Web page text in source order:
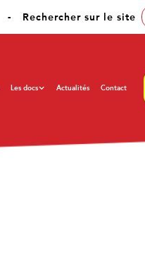
- Rechercher sur le site
Les docs Actualités Contact